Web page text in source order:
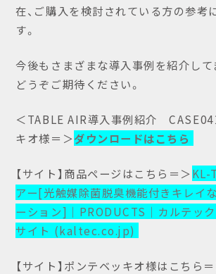
在、ご購入を検討されている方の参考
す。
今後もさまざまな導入事例を紹介し
どうぞご期待ください。
＜TABLE AIR導入事例紹介
キオ様＝＞ダウンロードはこちら
【サイト】商品ページはこちら＝＞KL-
アー[光触媒除菌脱臭機能付きキレイ
ーション]｜PRODUCTS｜カルテッ
サイト (kaltec.co.jp)
【サイト】ポンテベッキオ様はこちら